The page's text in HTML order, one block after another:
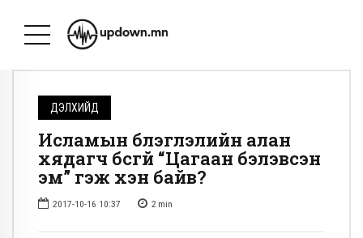
ДЭЛХИЙД
Исламын бүлэглэлийн алан
хядагч бүсгүй “Цагаан бэлэвсэн
эм” гэж хэн байв?
2017-10-16 10:37 2 min